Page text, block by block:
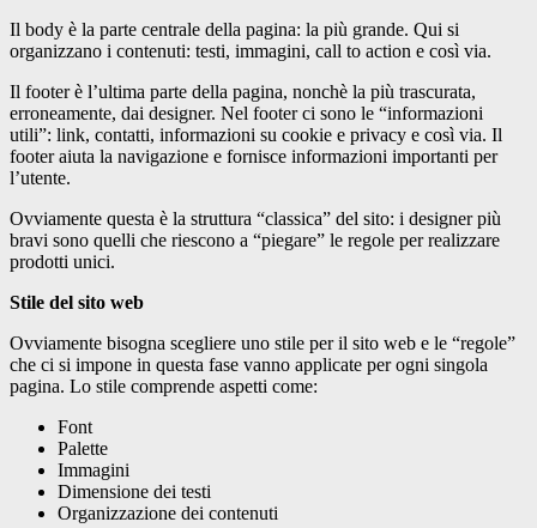
Il body è la parte centrale della pagina: la più grande. Qui si
organizzano i contenuti: testi, immagini, call to action e così via.
Il footer è l’ultima parte della pagina, nonchè la più trascurata,
erroneamente, dai designer. Nel footer ci sono le “informazioni
utili”: link, contatti, informazioni su cookie e privacy e così via. Il
footer aiuta la navigazione e fornisce informazioni importanti per
l’utente.
Ovviamente questa è la struttura “classica” del sito: i designer più
bravi sono quelli che riescono a “piegare” le regole per realizzare
prodotti unici.
Stile del sito web
Ovviamente bisogna scegliere uno stile per il sito web e le “regole”
che ci si impone in questa fase vanno applicate per ogni singola
pagina. Lo stile comprende aspetti come:
Font
Palette
Immagini
Dimensione dei testi
Organizzazione dei contenuti